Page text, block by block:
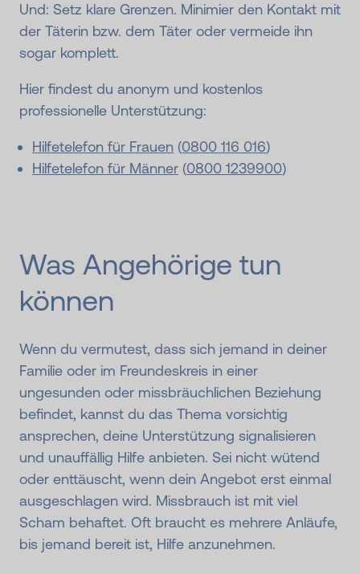
Und: Setz klare Grenzen. Minimier den Kontakt mit
der Täterin bzw. dem Täter oder vermeide ihn
sogar komplett.
Hier findest du anonym und kostenlos
professionelle Unterstützung:
Hilfetelefon für Frauen (0800 116 016)
Hilfetelefon für Männer (0800 1239900)
Was Angehörige tun
können
Wenn du vermutest, dass sich jemand in deiner
Familie oder im Freundeskreis in einer
ungesunden oder missbräuchlichen Beziehung
befindet, kannst du das Thema vorsichtig
ansprechen, deine Unterstützung signalisieren
und unauffällig Hilfe anbieten. Sei nicht wütend
oder enttäuscht, wenn dein Angebot erst einmal
ausgeschlagen wird. Missbrauch ist mit viel
Scham behaftet. Oft braucht es mehrere Anläufe,
bis jemand bereit ist, Hilfe anzunehmen.